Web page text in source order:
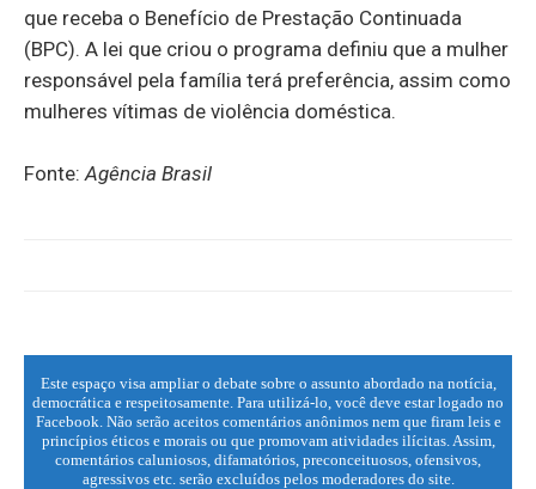
que receba o Benefício de Prestação Continuada
(BPC). A lei que criou o programa definiu que a mulher
responsável pela família terá preferência, assim como
mulheres vítimas de violência doméstica.
Fonte: Agência Brasil
Este espaço visa ampliar o debate sobre o assunto abordado na notícia,
democrática e respeitosamente. Para utilizá-lo, você deve estar logado no
Facebook. Não serão aceitos comentários anônimos nem que firam leis e
princípios éticos e morais ou que promovam atividades ilícitas. Assim,
comentários caluniosos, difamatórios, preconceituosos, ofensivos,
agressivos etc. serão excluídos pelos moderadores do site.